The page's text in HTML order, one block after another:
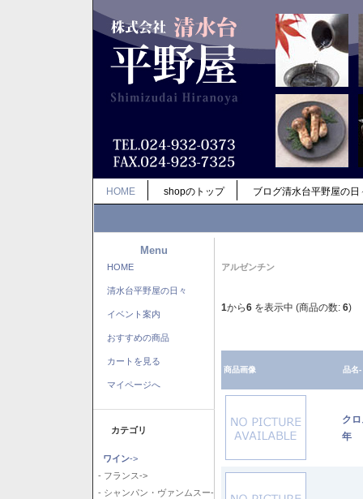
HOME shopのトップ ブログ清水台平野屋の日
Menu
HOME
清水台平野屋の日々
イベント案内
おすすめの商品
カートを見る
マイページへ
カテゴリ
ワイン->
- フランス->
- シャンパン・ヴァンムスー-
アルゼンチン
1から6 を表示中 (商品の数: 6)
商品画像 品名-
ク
年